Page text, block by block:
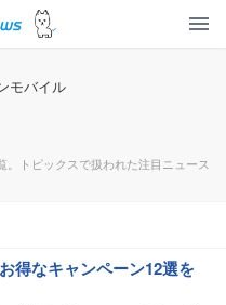
モバイル
。トピックスで扱われた注目ニュース
得なキャンペーン12選を